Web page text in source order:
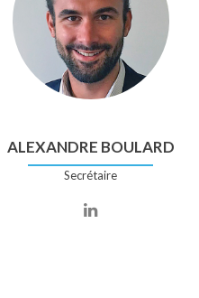
Charny
ALEXANDRE BOULARD
Secrétaire
Compte